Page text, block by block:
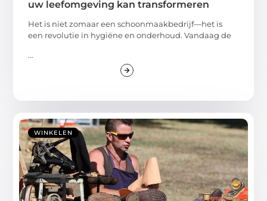
uw leefomgeving kan transformeren
Het is niet zomaar een schoonmaakbedrijf—het is
een revolutie in hygiëne en onderhoud. Vandaag de
...
WINKELEN